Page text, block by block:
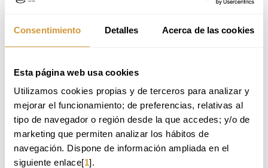
Consentimiento Detalles Acerca de las cookies
Esta página web usa cookies
Utilizamos cookies propias y de terceros para analizar y
mejorar el funcionamiento; de preferencias, relativas al
tipo de navegador o región desde la que accedes; y/o de
marketing que permiten analizar los hábitos de
navegación. Dispone de información ampliada en el
siguiente enlace[1].
Nutrición culinaria y gastronomía aplicada a la
salud
gaztelaniazko bertsioa.
Volver a Oferta Formativa
TE RECOMENDAMOS: